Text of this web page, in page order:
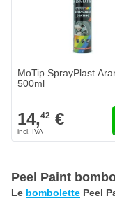
MoTip SprayPlast
500ml
14,42 €
Peel Paint
Le bombolette Peel